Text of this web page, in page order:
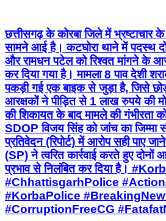
छत्तीसगढ़ के कोरबा जिले में भ्रष्टाचार के
सामने आई है। कटघोरा थाने में पदस्थ दो
और रामधन पटेल को रिश्वत मांगने के
कर दिया गया है। मामला 8 पाव देशी
पकड़ी गई एक बाइक से जुड़ा है, जिसे
आरक्षकों ने पीड़ित से 1 लाख रुपये की
की शिकायत के बाद मामले की गंभीरता
SDOP विजय सिंह को जांच का जिम्मा
प्रतिवेदन (रिपोर्ट) में आरोप सही पाए
(SP) ने त्वरित कार्रवाई करते हुए दोनों
प्रभाव से निलंबित कर दिया है।
#ChhattisgarhPolice
#KorbaPolice
#CorruptionFreeCG